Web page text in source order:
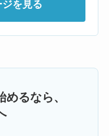
を見る
るなら、